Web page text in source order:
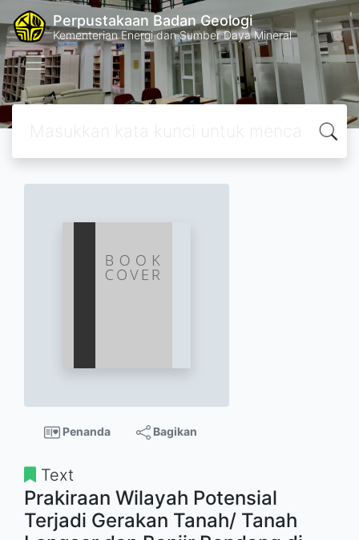
Perpustakaan Badan Geologi
Kementerian Energi dan Sumber Daya Mineral
Penanda Bagikan
Text
Prakiraan Wilayah Potensial
Terjadi Gerakan Tanah/ Tanah